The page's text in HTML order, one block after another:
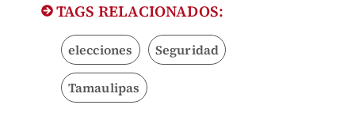
TAGS RELACIONADOS:
elecciones Seguridad
Tamaulipas